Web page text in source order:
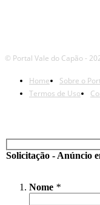
© Portal Vale do Capão -
Home Sobre o
Termos de Uso
Solicitação - Anúncio
Nome *